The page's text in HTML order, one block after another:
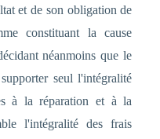
et de son obligation de
constituant la cause
néanmoins que le
seul l'intégralité
à la réparation et à la
l'intégralité des frais